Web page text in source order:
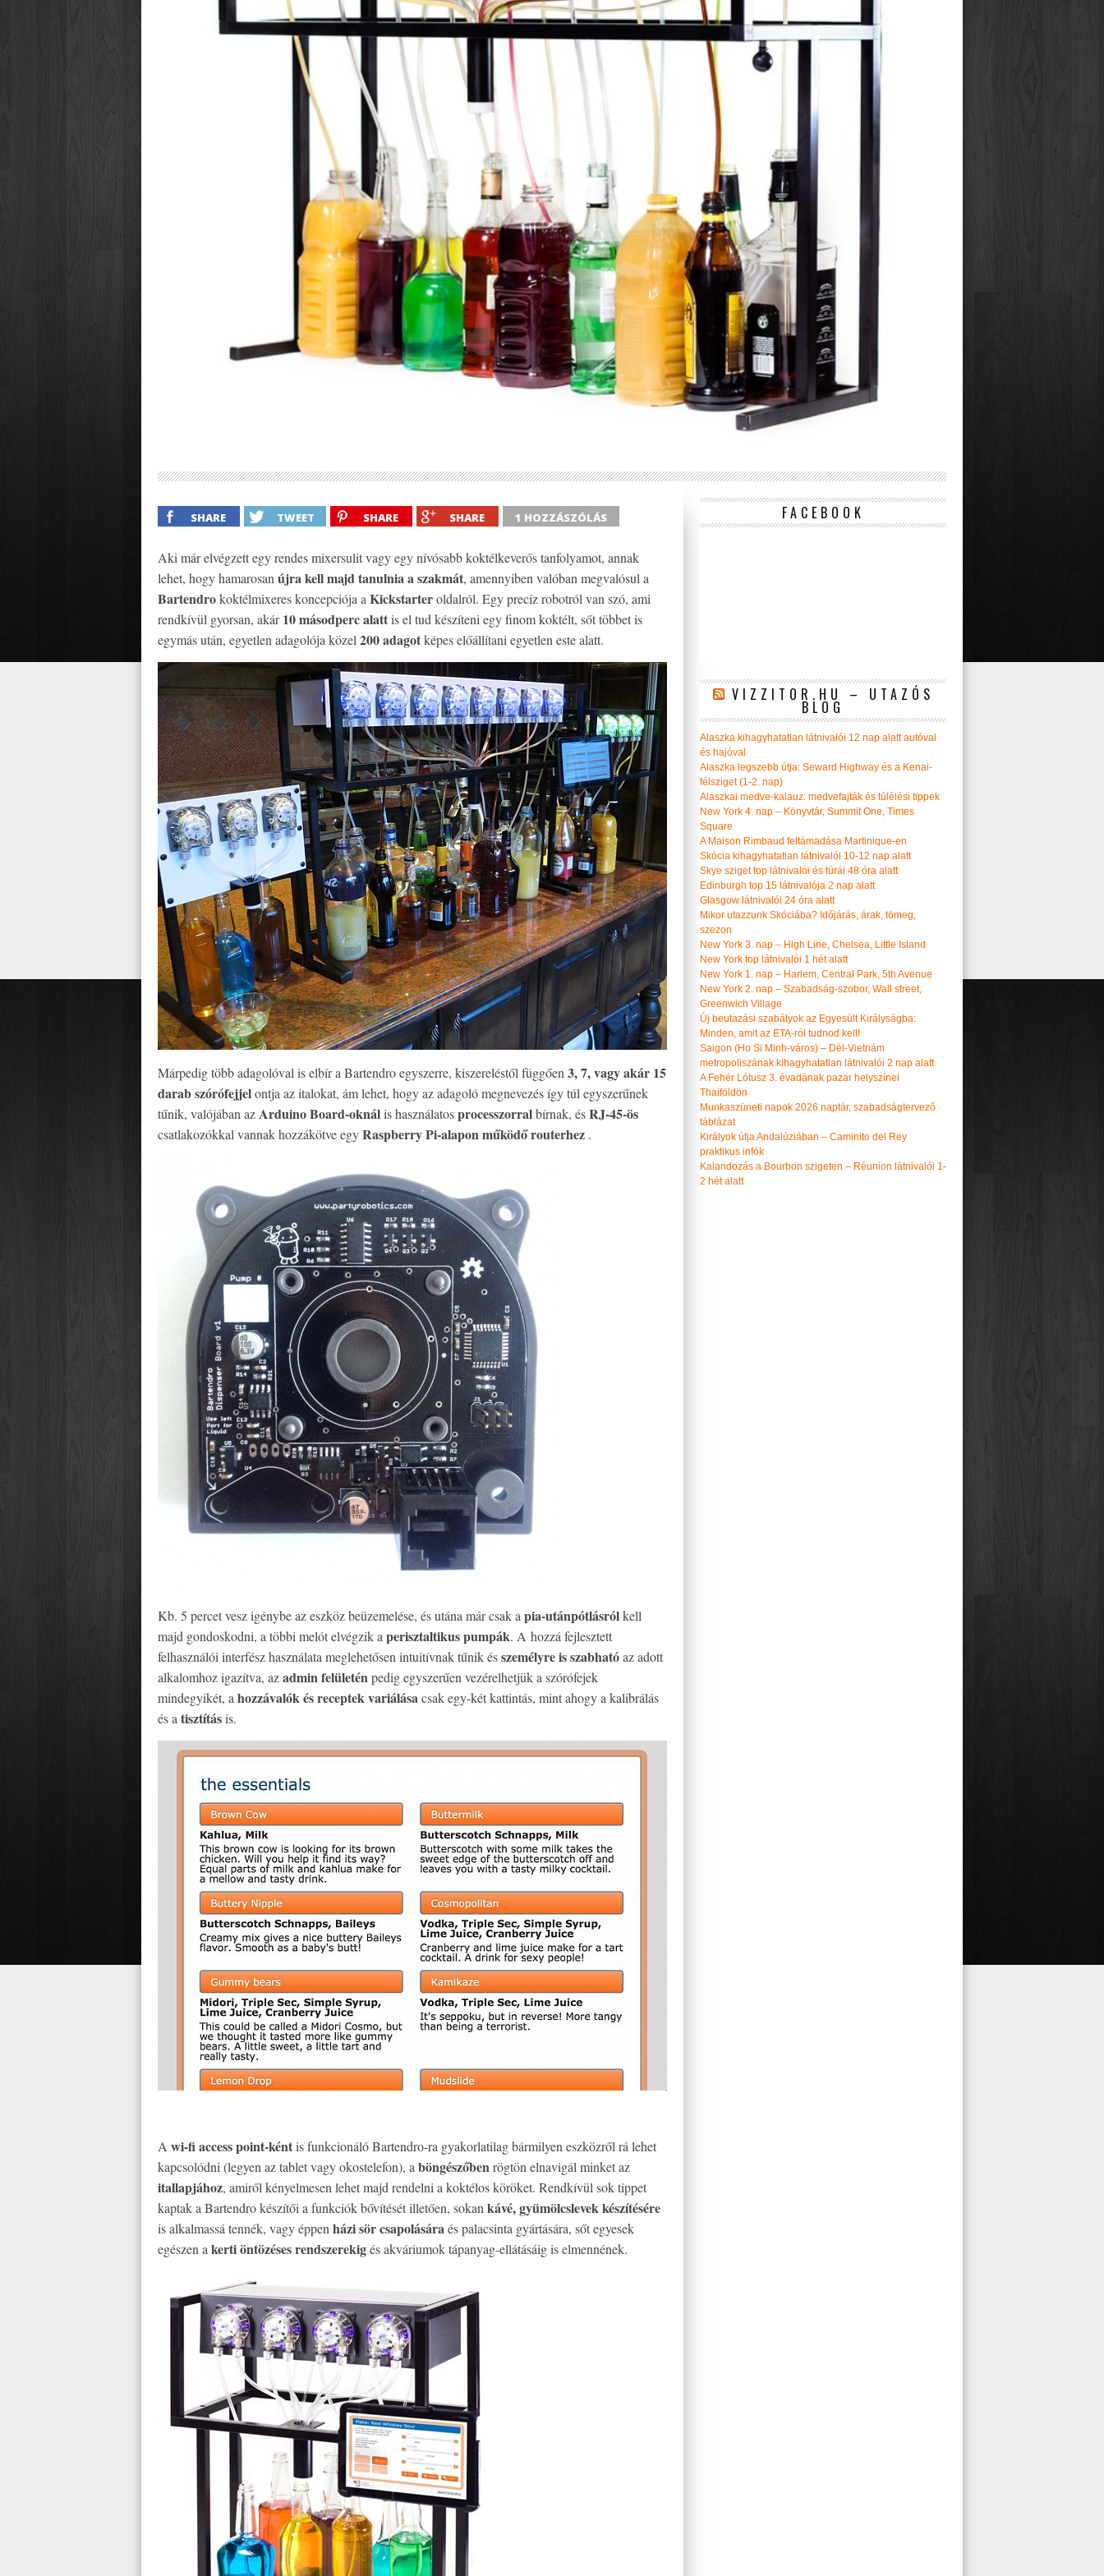
SHARE TWEET SHARE SHARE 1 HOZZÁSZÓLÁS
Aki már elvégzett egy rendes mixersulit vagy egy nívósabb koktélkeverős tanfolyamot, annak
lehet, hogy hamarosan újra kell majd tanulnia a szakmát, amennyiben valóban megvalósul a
Bartendrokoktélmixeres koncepciója a Kickstarteroldalról. Egy precíz robotról van szó, ami
rendkívül gyorsan, akár10 másodperc alattis el tud készíteni egy finom koktélt, sőt többet is
egymás után, egyetlen adagolója közel 200 adagotképes előállítani egyetlen este alatt.
Márpedig több adagolóval is elbír a Bartendro egyszerre, kiszereléstől függően 3, 7, vagy akár 15
darab szórófejjelontja az italokat, ám lehet, hogy az adagoló megnevezés így túl egyszerűnek
tűnik, valójában azArduino Board-oknális használatosprocesszorralbírnak, ésRJ-45-ös
csatlakozókkal vannak hozzákötve egyRaspberry Pi-alapon működő routerhez .
Kb. 5 percet vesz igénybe az eszköz beüzemelése, és utána már csak a pia-utánpótlásrólkell
majd gondoskodni, a többi melót elvégzik a perisztaltikus pumpák. A hozzá fejlesztett
felhasználói interfész használata meglehetősen intuitívnak tűnik ésszemélyre is szabhatóaz adott
alkalomhoz igazítva, azadmin felületénpedig egyszerűen vezérelhetjük a szórófejek
mindegyikét, a hozzávalók és receptek variálásacsak egy-két kattintás, mint ahogy a kalibrálás
és a tisztításis.
A wi-fi access point-kéntis funkcionáló Bartendro-ra gyakorlatilag bármilyen eszközről rá lehet
kapcsolódni (legyen az tablet vagy okostelefon), a böngészőbenrögtön elnavigál minket az
itallapjához, amiről kényelmesen lehet majd rendelni a koktélos köröket. Rendkívül sok tippet
kaptak a Bartendro készítői a funkciók bővítését illetően, sokan kávé, gyümölcslevek készítésére
is alkalmassá tennék, vagy éppen házi sör csapolásáraés palacsinta gyártására, sőt egyesek
egészen a kerti öntözéses rendszerekigés akváriumok tápanyag-ellátásáig is elmennének.
FACEBOOK
VIZZITOR.HU – UTAZÓS
BLOG
Alaszka kihagyhatatlan látnivalói 12 nap alatt autóval
és hajóval
Alaszka legszebb útja: Seward Highway és a Kenai-
félsziget (1-2. nap)
Alaszkai medve-kalauz: medvefajták és túlélési tippek
New York 4. nap – Könyvtár, Summit One, Times
Square
A Maison Rimbaud feltámadása Martinique-en
Skócia kihagyhatatlan látnivalói 10-12 nap alatt
Skye sziget top látnivalói és túrái 48 óra alatt
Edinburgh top 15 látnivalója 2 nap alatt
Glasgow látnivalói 24 óra alatt
Mikor utazzunk Skóciába? Időjárás, árak, tömeg,
szezon
New York 3. nap – High Line, Chelsea, Little Island
New York top látnivalói 1 hét alatt
New York 1. nap – Harlem, Central Park, 5th Avenue
New York 2. nap – Szabadság-szobor, Wall street,
Greenwich Village
Új beutazási szabályok az Egyesült Királyságba:
Minden, amit az ETA-ról tudnod kell!
Saigon (Ho Si Minh-város) – Dél-Vietnám
metropoliszának kihagyhatatlan látnivalói 2 nap alatt
A Fehér Lótusz 3. évadának pazar helyszínei
Thaiföldön
Munkaszüneti napok 2026 naptár, szabadságtervező
táblázat
Királyok útja Andalúziában – Caminito del Rey
praktikus infók
Kalandozás a Bourbon szigeten – Réunion látnivalói 1-
2 hét alatt